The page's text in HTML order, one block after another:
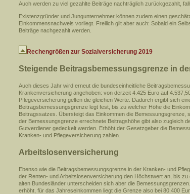
Auch werden zu viel gezahlte Beiträge nachträglich zurückgezahlt,
Existenzgründer und Jungunternehmer können zudem einen
Einkommensnachweis vorliegt. Freilich gilt aber auch: Sobald ein
Beiträge nachgezahlt werden.
Rechengrößen zur Sozialversicherung 2019
Steigende Beitragsbemessungsgrenze in
Auch dieses Jahr wird erneut die bundeseinheitliche
Krankenversicherung angehoben: von derzeit 4.425 Euro auf
Pflegeversicherung gelten die gleichen Werte. Dadurch ergibt sich
Beitragsbemessungsgrenze legt fest, bis zu welcher Höhe die
Beitragssatzes. Übersteigt das Einkommen die Bemessungsgrenze,
der Bemessungsgrenze errechnete Beitragshöhe gibt also zugleich
Gutverdiener gedeckelt werden. Erhöht der Gesetzgeber die
Kranken- und Pflegeversicherung zahlen.
Arbeitslosenversicherung
Ebenso wie die Beitragsbemessungsgrenze in der Kranken- und
der Renten- und Arbeitslosenversicherung den Höchstwert an, bis
alten Bundesländer unterscheiden sich aber die
erhöht, für das Jahreseinkommen liegt die Grenze also bei 80.400